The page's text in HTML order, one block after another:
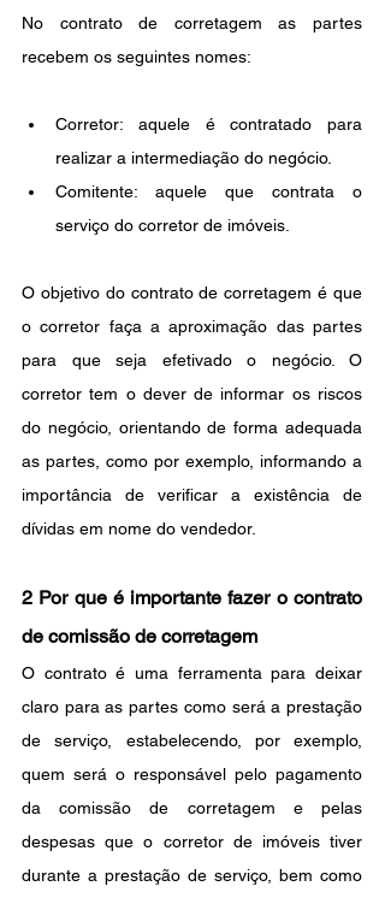
No contrato de corretagem as partes
recebem os seguintes nomes:
Corretor: aquele é contratado para
realizar a intermediação do negócio.
Comitente: aquele que contrata o
serviço do corretor de imóveis.
O objetivo do contrato de corretagem é que
o corretor faça a aproximação das partes
para que seja efetivado o negócio. O
corretor tem o dever de informar os riscos
do negócio, orientando de forma adequada
as partes, como por exemplo, informando a
importância de verificar a existência de
dívidas em nome do vendedor.
2 Por que é importante fazer o contrato
de comissão de corretagem
O contrato é uma ferramenta para deixar
claro para as partes como será a prestação
de serviço, estabelecendo, por exemplo,
quem será o responsável pelo pagamento
da comissão de corretagem e pelas
despesas que o corretor de imóveis tiver
durante a prestação de serviço, bem como